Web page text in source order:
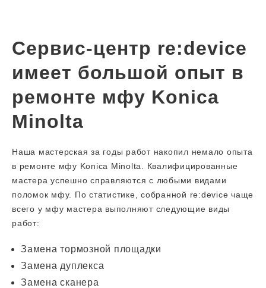
Сервис-центр re:device
имеет большой опыт в
ремонте мфу Konica
Minolta
Наша мастерская за годы работ накопил немало опыта
в ремонте мфу Konica Minolta. Квалифицированные
мастера успешно справляются с любыми видами
поломок мфу. По статистике, собранной re:device чаще
всего у мфу мастера выполняют следующие виды
работ:
Замена тормозной площадки
Замена дуплекса
Замена сканера